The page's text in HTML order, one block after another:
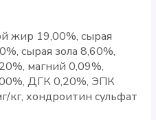
жир 19,00%, сырая
сырая зола 8,60%,
магний 0,09%,
ДГК 0,20%, ЭПК
кг, хондроитин сульфат